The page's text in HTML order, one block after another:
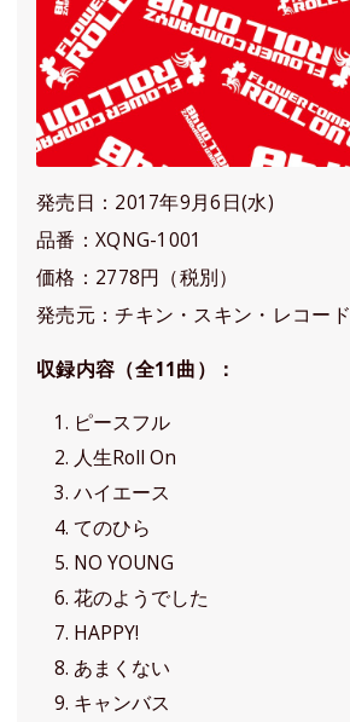
発売日：2017年9月6日(水)
品番：XQNG-1001
価格：2778円（税別）
発売元：チキン・スキン・レコード
収録内容（全11曲）：
ピースフル
人生Roll On
ハイエース
てのひら
NO YOUNG
花のようでした
HAPPY!
あまくない
キャンバス